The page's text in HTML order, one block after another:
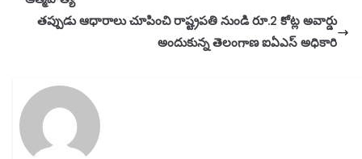
తప్పుడు ఆధారాలు చూపించి రాష్ట్రపతి నుండి రూ.2 కోట్ల అవార్డు
అందుకున్న తెలంగాణ ఐఏఎస్ అధికారి